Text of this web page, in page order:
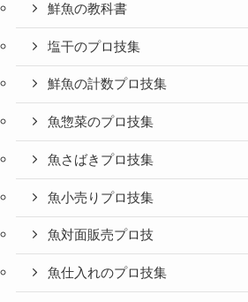
鮮魚の教科書
塩干のプロ技集
鮮魚の計数プロ技集
魚惣菜のプロ技集
魚さばきプロ技集
魚小売りプロ技集
魚対面販売プロ技
魚仕入れのプロ技集